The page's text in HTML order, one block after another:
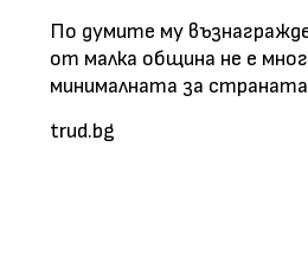
По думите му
от малка община не е
минималната за
trud.bg